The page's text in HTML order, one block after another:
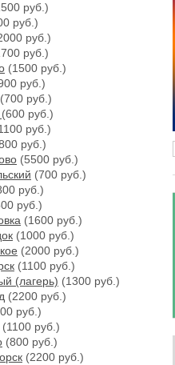
руб.)
руб.)
руб.)
руб.)
(1500 руб.)
руб.)
(700 руб.)
(600 руб.)
руб.)
руб.)
(5500 руб.)
(700 руб.)
руб.)
руб.)
(1600 руб.)
(1000 руб.)
(2000 руб.)
(1100 руб.)
(лагерь) (1300 руб.)
(2200 руб.)
руб.)
(1100 руб.)
(800 руб.)
(2200 руб.)